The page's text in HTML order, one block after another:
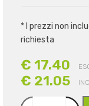
* I prezzi non
richiesta
€ 17.40
€ 21.05